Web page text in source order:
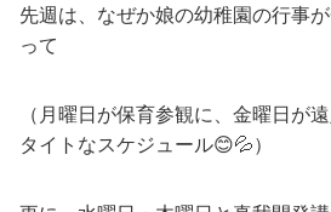
先週は、なぜか娘の幼稚園の行事
って
（月曜日が保育参観に、金曜日が
タイトなスケジュール😊💦）